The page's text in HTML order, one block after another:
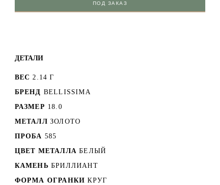
ПОД ЗАКАЗ
ДЕТАЛИ
ВЕС 2.14 Г
БРЕНД BELLISSIMA
РАЗМЕР 18.0
МЕТАЛЛ ЗОЛОТО
ПРОБА 585
ЦВЕТ МЕТАЛЛА БЕЛЫЙ
КАМЕНЬ БРИЛЛИАНТ
ФОРМА ОГРАНКИ КРУГ